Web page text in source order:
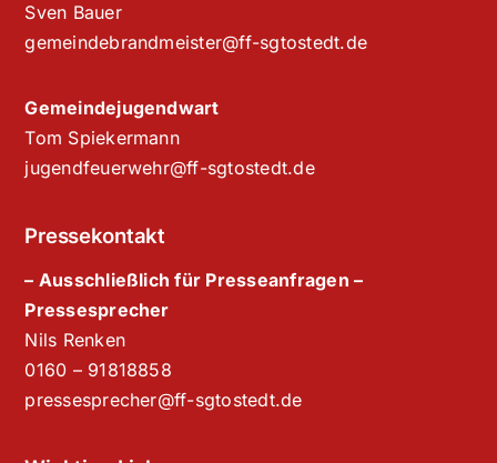
Sven Bauer
gemeindebrandmeister@ff-sgtostedt.de
Gemeindejugendwart
Tom Spiekermann
jugendfeuerwehr@ff-sgtostedt.de
Pressekontakt
– Ausschließlich für Presseanfragen –
Pressesprecher
Nils Renken
‭0160 – 91818858‬
pressesprecher@ff-sgtostedt.de